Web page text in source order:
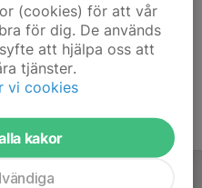
(cookies) för att vår
för dig. De används
att hjälpa oss att
tjänster.
vi cookies
kakor